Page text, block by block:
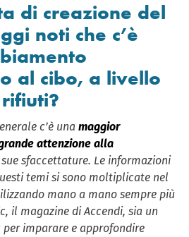
di creazione del
noti che c’è
al cibo, a livello
c’è una maggior
attenzione alla
sfaccettature. Le informazioni
temi si sono moltiplicate nel
mano a mano sempre più
il magazine di Accendi, sia un
imparare e approfondire